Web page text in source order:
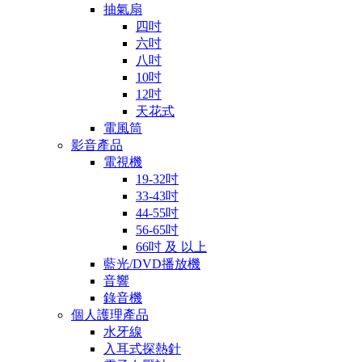
抽氣扇
四吋
六吋
八吋
10吋
12吋
天花式
電風筒
影音產品
電視機
19-32吋
33-43吋
44-55吋
56-65吋
66吋 及 以上
藍光/DVD播放機
音響
錄音機
個人護理產品
水牙線
入耳式探熱針